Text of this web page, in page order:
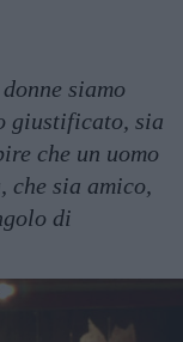
siamo
giustificato, sia
che un uomo
che sia amico,
di